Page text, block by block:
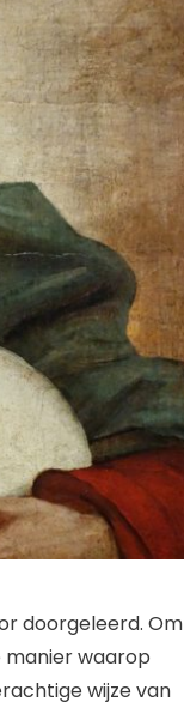
doorgeleerd. Om
manier waarop
wijze van